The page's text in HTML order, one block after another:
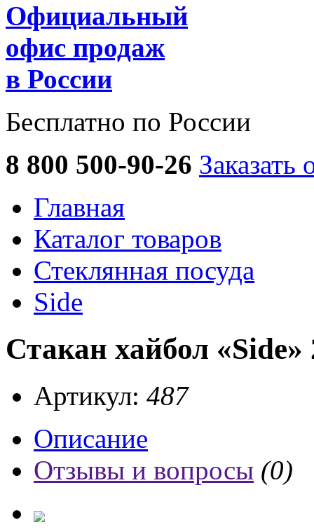
Официальный
офис продаж
в России
Бесплатно по России
8 800 500-90-26 Заказать
Главная
Каталог товаров
Стеклянная посуда
Side
Стакан хайбол
Артикул: 487
Описание
Отзывы и вопросы (0)